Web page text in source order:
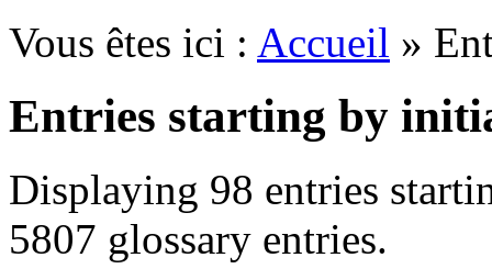
Vous êtes ici : Accueil »
Entries starting by
Displaying 98 entries
5807 glossary entries.